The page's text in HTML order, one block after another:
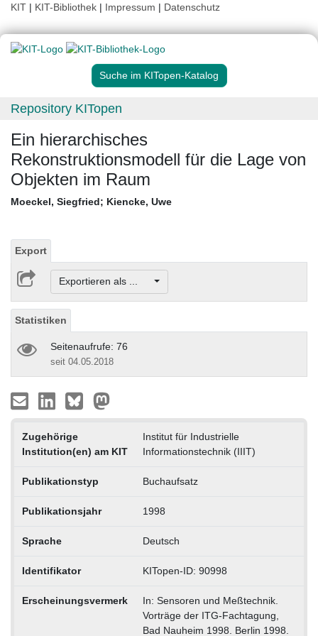
KIT | KIT-Bibliothek | Impressum | Datenschutz
Suche im KITopen-Katalog
Repository KITopen
Ein hierarchisches
Rekonstruktionsmodell für die Lage von
Objekten im Raum
Moeckel, Siegfried; Kiencke, Uwe
Export
Exportieren als ...
Statistiken
Seitenaufrufe: 76
seit 04.05.2018
Zugehörige
Institution(en) am KIT
Institut für Industrielle
Informationstechnik (IIIT)
Publikationstyp Buchaufsatz
Publikationsjahr 1998
Sprache Deutsch
Identifikator KITopen-ID: 90998
Erscheinungsvermerk
In: Sensoren und Meßtechnik.
Vorträge der ITG-Fachtagung,
Bad Nauheim 1998. Berlin 1998.